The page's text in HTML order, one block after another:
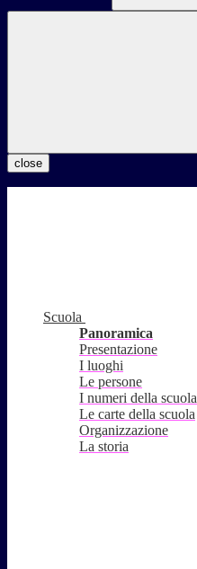
close
Scuola
Panoramica
Presentazione
I luoghi
Le persone
I numeri della scuola
Le carte della scuola
Organizzazione
La storia